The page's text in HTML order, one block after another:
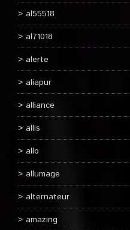
al55518
al71018
alerte
aliapur
alliance
allis
allo
allumage
alternateur
amazing